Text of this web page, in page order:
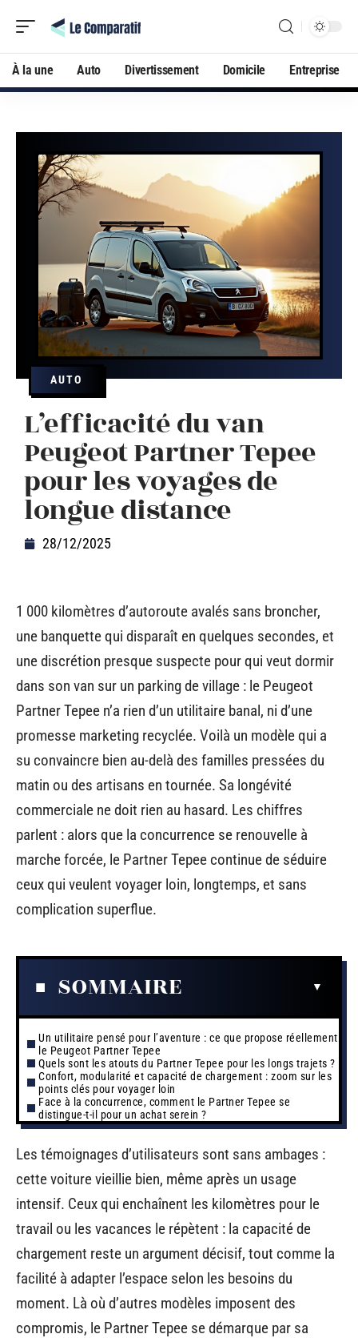
À la une Auto Divertissement Domicile Entreprise
AUTO
L’efficacité du van
Peugeot Partner Tepee
pour les voyages de
longue distance
28/12/2025
1 000 kilomètres d’autoroute avalés sans broncher,
une banquette qui disparaît en quelques secondes, et
une discrétion presque suspecte pour qui veut dormir
dans son van sur un parking de village : le Peugeot
Partner Tepee n’a rien d’un utilitaire banal, ni d’une
promesse marketing recyclée. Voilà un modèle qui a
su convaincre bien au-delà des familles pressées du
matin ou des artisans en tournée. Sa longévité
commerciale ne doit rien au hasard. Les chiffres
parlent : alors que la concurrence se renouvelle à
marche forcée, le Partner Tepee continue de séduire
ceux qui veulent voyager loin, longtemps, et sans
complication superflue.
SOMMAIRE
Un utilitaire pensé pour l’aventure : ce que propose réellement
le Peugeot Partner Tepee
Quels sont les atouts du Partner Tepee pour les longs trajets ?
Confort, modularité et capacité de chargement : zoom sur les
points clés pour voyager loin
Face à la concurrence, comment le Partner Tepee se
distingue-t-il pour un achat serein ?
Les témoignages d’utilisateurs sont sans ambages :
cette voiture vieillie bien, même après un usage
intensif. Ceux qui enchaînent les kilomètres pour le
travail ou les vacances le répètent : la capacité de
chargement reste un argument décisif, tout comme la
facilité à adapter l’espace selon les besoins du
moment. Là où d’autres modèles imposent des
compromis, le Partner Tepee se démarque par sa